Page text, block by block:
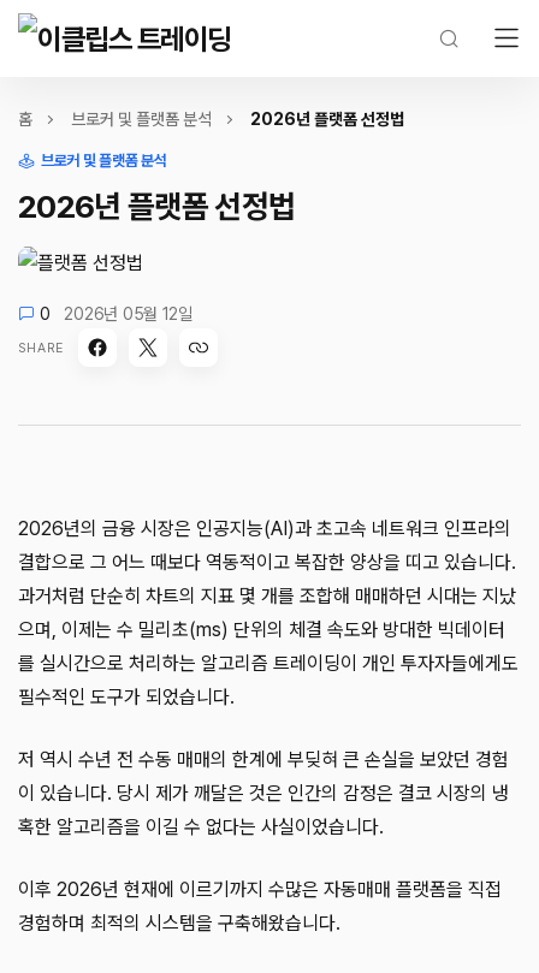
홈 브로커 및 플랫폼 분석 2026년 플랫폼 선정법
브로커 및 플랫폼 분석
2026년 플랫폼 선정법
0 2026년 05월 12일
SHARE
2026년의 금융 시장은 인공지능(AI)과 초고속 네트워크 인프라의
결합으로 그 어느 때보다 역동적이고 복잡한 양상을 띠고 있습니다.
과거처럼 단순히 차트의 지표 몇 개를 조합해 매매하던 시대는 지났
으며, 이제는 수 밀리초(ms) 단위의 체결 속도와 방대한 빅데이터
를 실시간으로 처리하는 알고리즘 트레이딩이 개인 투자자들에게도
필수적인 도구가 되었습니다.
저 역시 수년 전 수동 매매의 한계에 부딪혀 큰 손실을 보았던 경험
이 있습니다. 당시 제가 깨달은 것은 인간의 감정은 결코 시장의 냉
혹한 알고리즘을 이길 수 없다는 사실이었습니다.
이후 2026년 현재에 이르기까지 수많은 자동매매 플랫폼을 직접
경험하며 최적의 시스템을 구축해왔습니다.